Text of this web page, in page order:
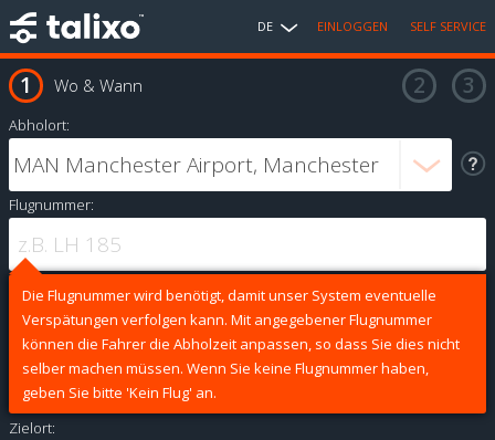
DE EINLOGGEN SELF SERVICE
Wo & Wann
Abholort:
Flugnummer:
Die Flugnummer wird benötigt, damit unser System eventuelle
Verspätungen verfolgen kann. Mit angegebener Flugnummer
können die Fahrer die Abholzeit anpassen, so dass Sie dies nicht
selber machen müssen. Wenn Sie keine Flugnummer haben,
geben Sie bitte 'Kein Flug' an.
Zielort: